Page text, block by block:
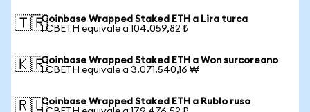
🇹🇷Coinbase Wrapped Staked ETH a Lira turca
1 CBETH equivale a 104.059,82 ₺
🇰🇷Coinbase Wrapped Staked ETH a Won surcoreano
1 CBETH equivale a 3.071.540,16 ₩
🇷🇺Coinbase Wrapped Staked ETH a Rublo ruso